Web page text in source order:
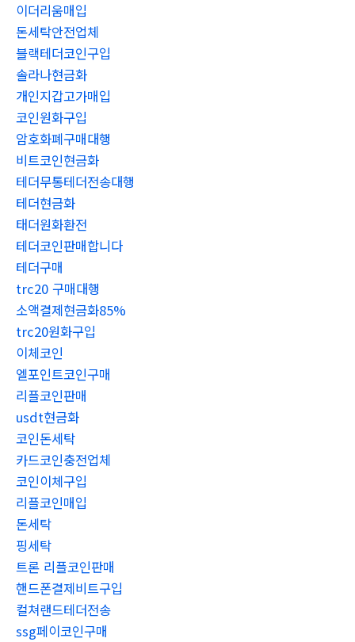
이더리움매입
돈세탁안전업체
블랙테더코인구입
솔라나현금화
개인지갑고가매입
코인원화구입
암호화폐구매대행
비트코인현금화
테더무통테더전송대행
테더현금화
태더원화환전
테더코인판매합니다
테더구매
trc20 구매대행
소액결제현금화85%
trc20원화구입
이체코인
엘포인트코인구매
리플코인판매
usdt현금화
코인돈세탁
카드코인충전업체
코인이체구입
리플코인매입
돈세탁
핑세탁
트론 리플코인판매
핸드폰결제비트구입
컬쳐랜드테더전송
ssg페이코인구매